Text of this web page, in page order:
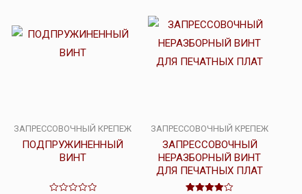
ЗАПРЕССОВОЧНЫЙ КРЕПЕЖ
ПОДПРУЖИНЕННЫЙ
ВИНТ
ЗАПРЕССОВОЧНЫЙ КРЕПЕЖ
ЗАПРЕССОВОЧНЫЙ
НЕРАЗБОРНЫЙ ВИНТ
ДЛЯ ПЕЧАТНЫХ ПЛАТ